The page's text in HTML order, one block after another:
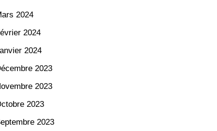
2024
2024
2024
2023
2023
2023
2023